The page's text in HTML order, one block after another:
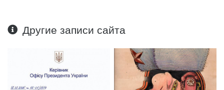
Другие записи сайта